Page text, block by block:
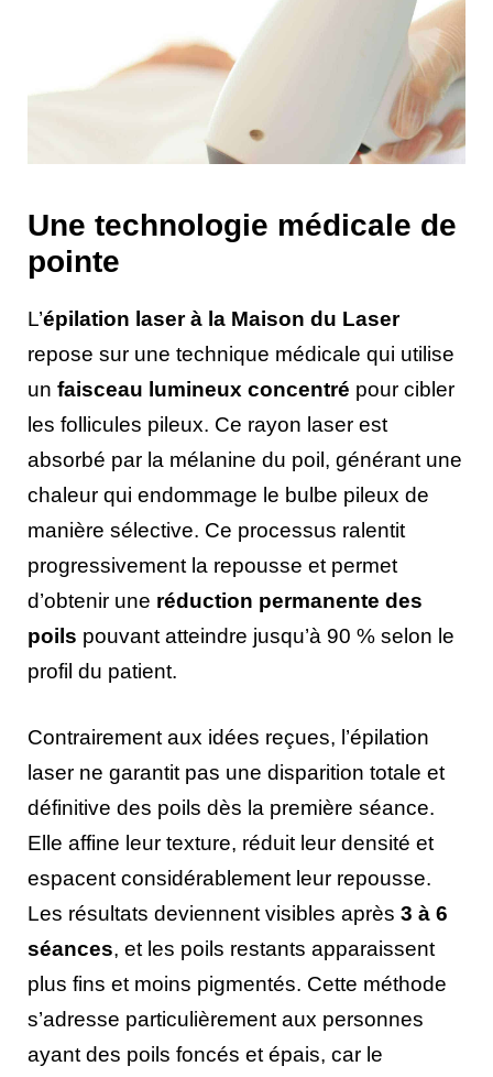
Une technologie médicale de
pointe
L’épilation laser à la Maison du Laser
repose sur une technique médicale qui utilise
un faisceau lumineux concentré pour cibler
les follicules pileux. Ce rayon laser est
absorbé par la mélanine du poil, générant une
chaleur qui endommage le bulbe pileux de
manière sélective. Ce processus ralentit
progressivement la repousse et permet
d’obtenir une réduction permanente des
poils pouvant atteindre jusqu’à 90 % selon le
profil du patient.
Contrairement aux idées reçues, l’épilation
laser ne garantit pas une disparition totale et
définitive des poils dès la première séance.
Elle affine leur texture, réduit leur densité et
espacent considérablement leur repousse.
Les résultats deviennent visibles après 3 à 6
séances, et les poils restants apparaissent
plus fins et moins pigmentés. Cette méthode
s’adresse particulièrement aux personnes
ayant des poils foncés et épais, car le